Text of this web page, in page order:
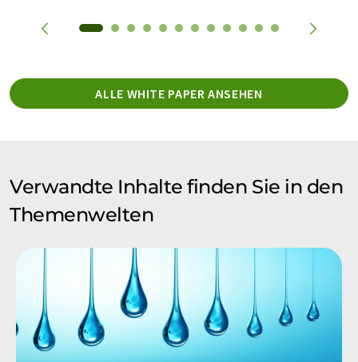
ALLE WHITE PAPER ANSEHEN
Verwandte Inhalte finden Sie in den
Themenwelten